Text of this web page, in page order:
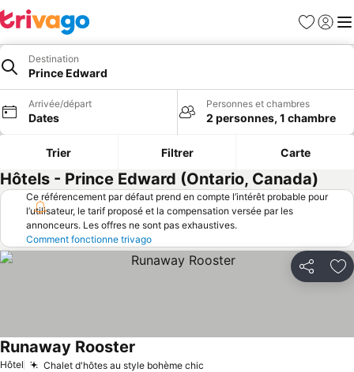
Favoris
Se
Destination
Prince Edward
Arrivée/départ
Dates
Personnes et chambres
2 personnes, 1 chambre
Trier Filtrer Carte
Hôtels - Prince Edward (Ontario, Canada)
Ce référencement par défaut prend en compte l’intérêt probable pour
l’utilisateur, le tarif proposé et la compensation versée par les
annonceurs. Les offres ne sont pas exhaustives.
Comment fonctionne trivago
Partager
Hôtel Chalet d'hôtes au style bohème chic
Runaway Rooster